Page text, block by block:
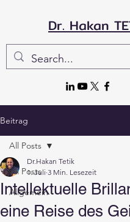
Dr. Hakan
Beitrag
All Posts
Allgemein
All Posts
Intellektuelle
eine Reise des
Dr.Hakan Tetik
1. Juli 3 Min. Lesezeit